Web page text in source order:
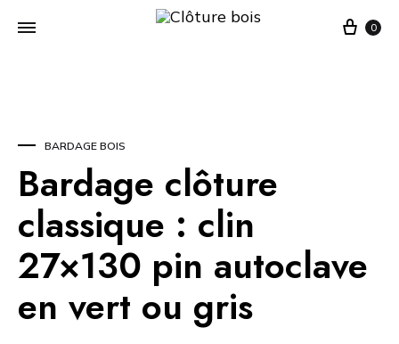
0
BARDAGE BOIS
Bardage clôture
classique : clin
27×130 pin autoclave
en vert ou gris